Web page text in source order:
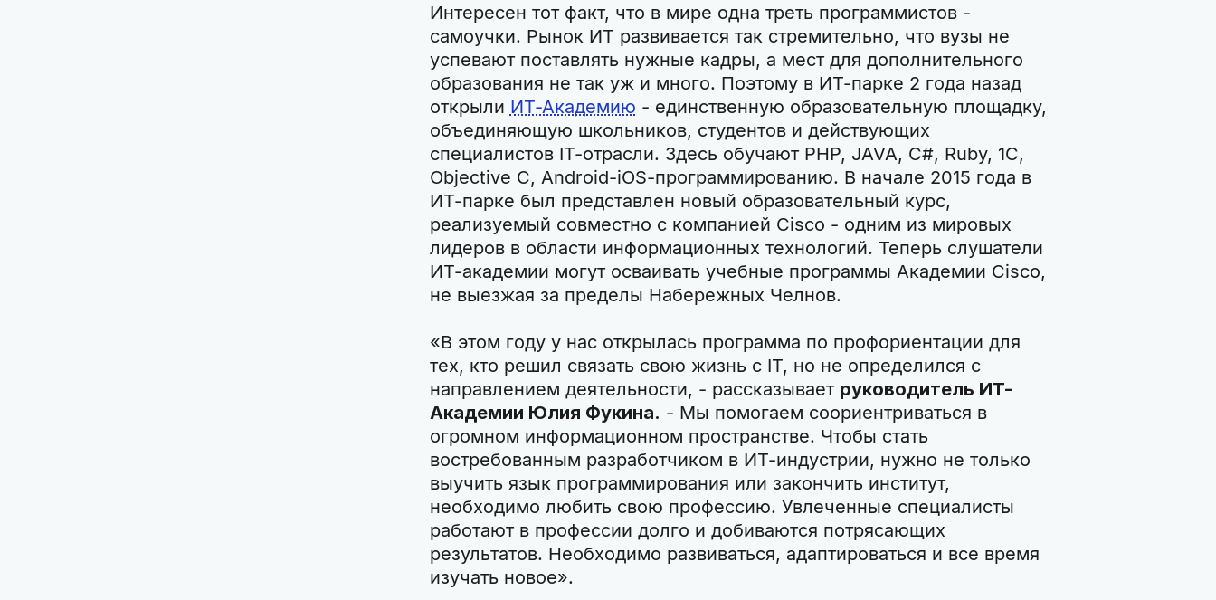
Интересен тот факт, что в мире одна треть программистов -
самоучки. Рынок ИТ развивается так стремительно, что вузы не
успевают поставлять нужные кадры, а мест для дополнительного
образования не так уж и много. Поэтому в ИТ-парке 2 года назад
открыли ИТ-Академию - единственную образовательную площадку,
объединяющую школьников, студентов и действующих
специалистов IT-отрасли. Здесь обучают PHP, JAVA, C#, Ruby, 1C,
Objective C, Android-iOS-программированию. В начале 2015 года в
ИТ-парке был представлен новый образовательный курс,
реализуемый совместно с компанией Cisco - одним из мировых
лидеров в области информационных технологий. Теперь слушатели
ИТ-академии могут осваивать учебные программы Академии Cisco,
не выезжая за пределы Набережных Челнов.
«В этом году у нас открылась программа по профориентации для
тех, кто решил связать свою жизнь с IT, но не определился с
направлением деятельности, - рассказывает руководитель ИТ-
Академии Юлия Фукина. - Мы помогаем соориентриваться в
огромном информационном пространстве. Чтобы стать
востребованным разработчиком в ИТ-индустрии, нужно не только
выучить язык программирования или закончить институт,
необходимо любить свою профессию. Увлеченные специалисты
работают в профессии долго и добиваются потрясающих
результатов. Необходимо развиваться, адаптироваться и все время
изучать новое».